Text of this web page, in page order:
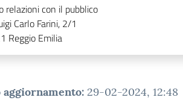
relazioni con il pubblico
Carlo Farini, 2/1
Reggio Emilia
: 29-02-2024, 12:48